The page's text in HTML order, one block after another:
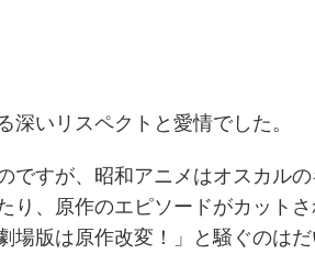
いリスペクトと愛情でした。
ですが、昭和アニメはオスカル
り、原作のエピソードがカット
場版は原作改変！」と騒ぐのは